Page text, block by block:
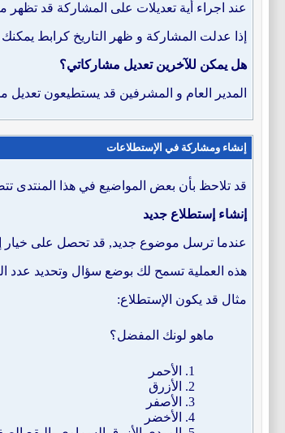
عند اجراء أية تعديلات على المشاركة قد تظهر
إذا عدلت المشاركة و ظهر التاريخ كرابط
هل يمكن للآخرين تعديل مشاركاتي؟
المدير العام و المشرفين قد يستطيعون تعديل
إنشاء ومشاركة في الإستطلاعات
قد تلاحظ بأن بعض المواضيع في هذا المنتدى
إنشاء إستطلاع جديد
عندما ترسل موضوع جديد, قد تحصل على خيار
هذه العملية تسمح لك بوضع سؤال وتحديد عدد
مثال قد يكون الإستطلاع:
ماهو لونك المفضل؟
الأحمر
الأزرق
الأصفر
الأخضر